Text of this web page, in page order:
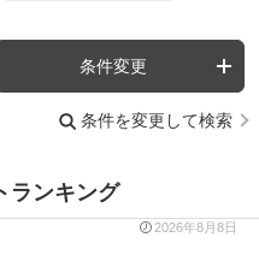
条件変更
条件を変更して検索
ランキング
2026年8月8日